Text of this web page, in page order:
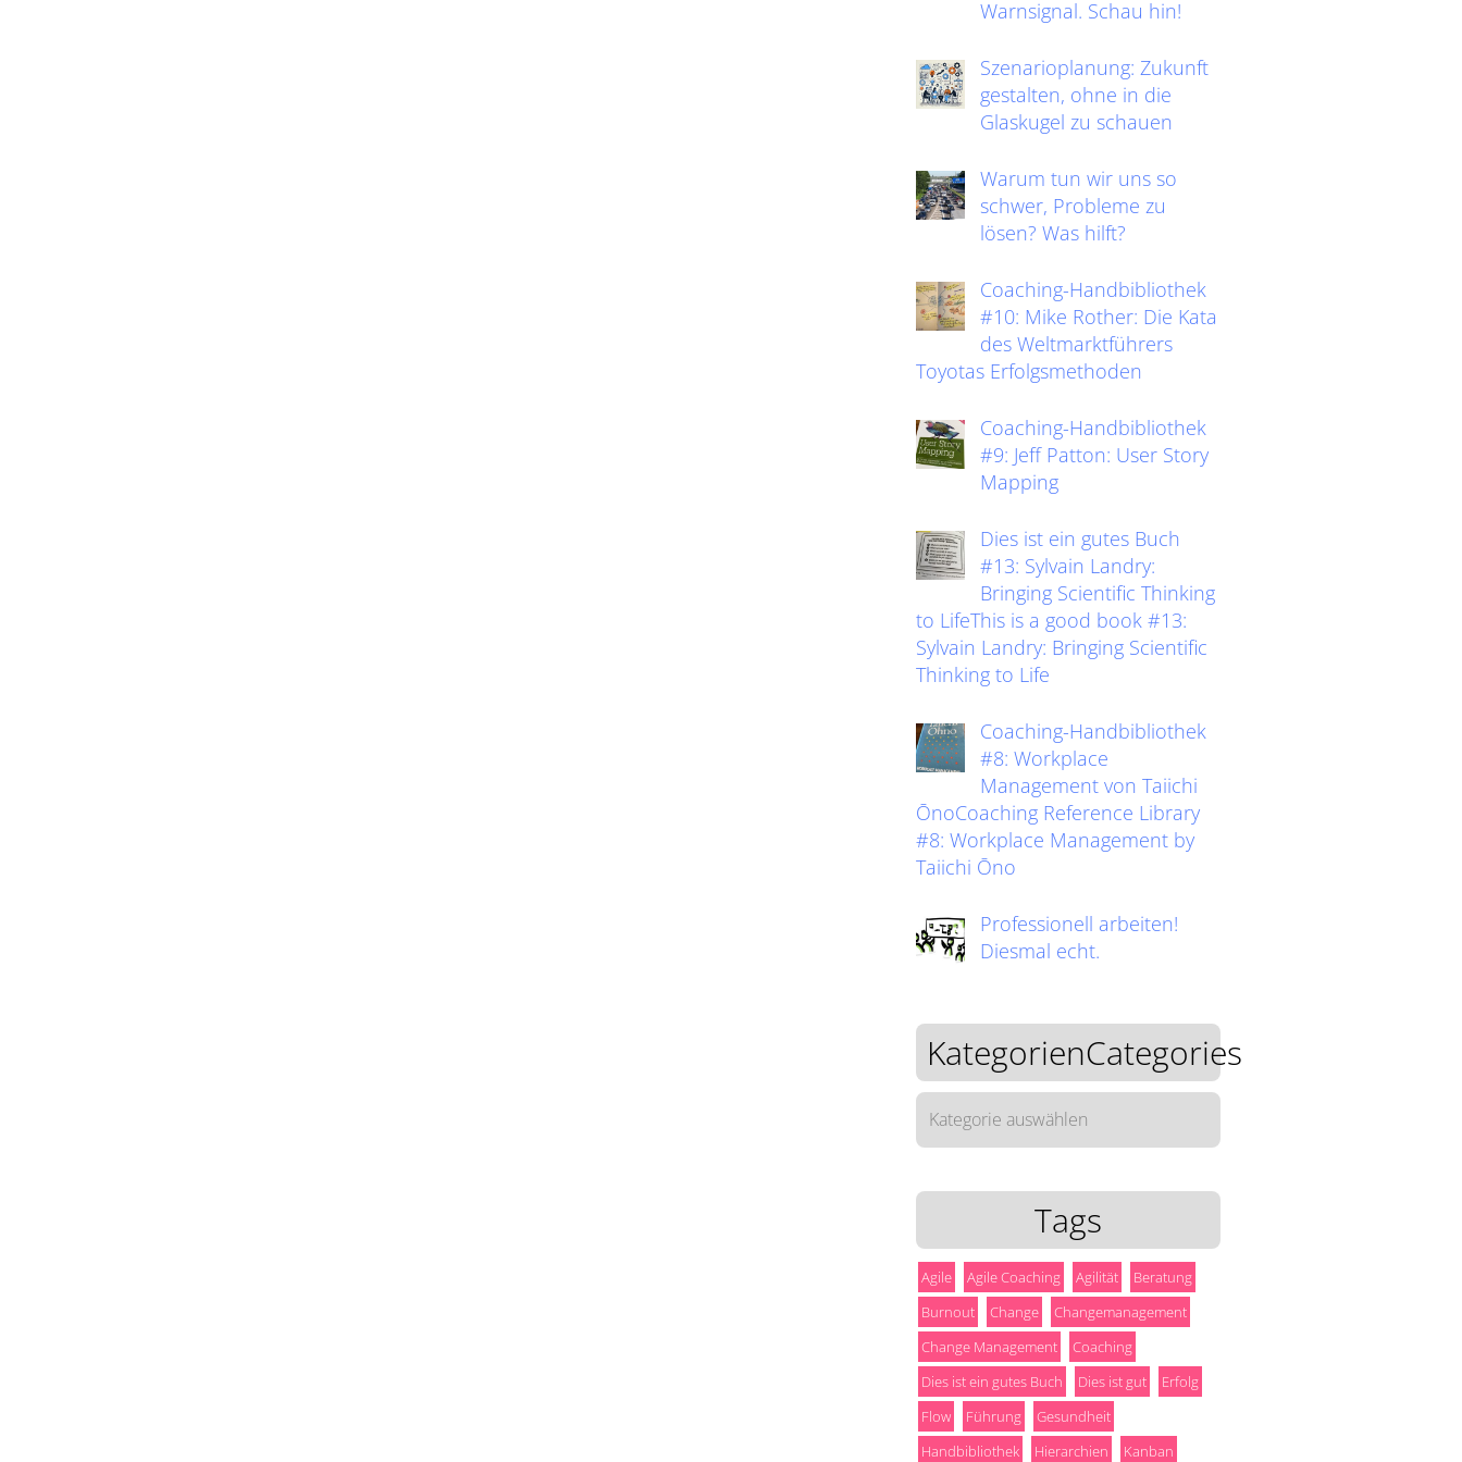
Warnsignal. Schau hin!
Szenarioplanung: Zukunft
gestalten, ohne in die
Glaskugel zu schauen
Warum tun wir uns so
schwer, Probleme zu
lösen? Was hilft?
Coaching-Handbibliothek
#10: Mike Rother: Die Kata
des Weltmarktführers
Toyotas Erfolgsmethoden
Coaching-Handbibliothek
#9: Jeff Patton: User Story
Mapping
Dies ist ein gutes Buch
#13: Sylvain Landry:
Bringing Scientific Thinking
to LifeThis is a good book #13:
Sylvain Landry: Bringing Scientific
Thinking to Life
Coaching-Handbibliothek
#8: Workplace
Management von Taiichi
ŌnoCoaching Reference Library
#8: Workplace Management by
Taiichi Ōno
Professionell arbeiten!
Diesmal echt.
KategorienCategories
KategorienCategories
Tags
Agile Agile Coaching Agilität
Beratung
Burnout
Change
Changemanagement
Change Management
Coaching
Dies ist ein gutes Buch
Dies ist gut
Erfolg
Flow
Führung
Gesundheit
Handbibliothek
Hierarchien Kanban